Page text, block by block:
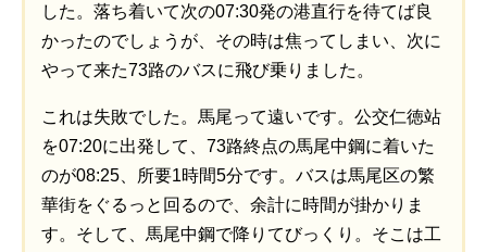
した。落ち着いて次の07:30発の港直行を待てば良
かったのでしょうが、その時は焦ってしまい、次に
やって来た73路のバスに飛び乗りました。
これは失敗でした。馬尾って遠いです。公交仁徳站
を07:20に出発して、73路終点の馬尾中鋼に着いた
のが08:25、所要1時間5分です。バスは馬尾区の繁
華街をぐるっと回るので、余計に時間が掛かりま
す。そして、馬尾中鋼で降りてびっくり。そこは工